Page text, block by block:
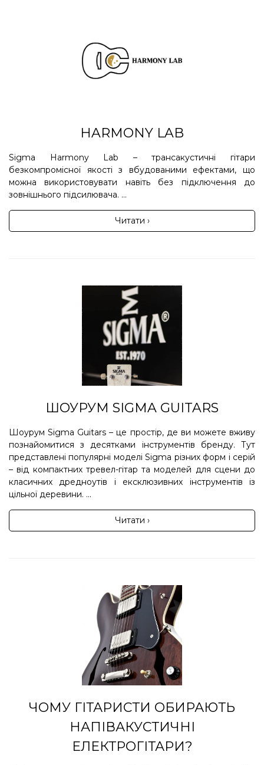
HARMONY LAB
Sigma Harmony Lab – трансакустичні гітари
безкомпромісної якості з вбудованими ефектами, що
можна використовувати навіть без підключення до
зовнішнього підсилювача. ...
Читати ›
ШОУРУМ SIGMA GUITARS
Шоурум Sigma Guitars – це простір, де ви можете вживу
познайомитися з десятками інструментів бренду. Тут
представлені популярні моделі Sigma різних форм і серій
– від компактних тревел-гітар та моделей для сцени до
класичних дредноутів і ексклюзивних інструментів із
цільної деревини. ...
Читати ›
ЧОМУ ГІТАРИСТИ ОБИРАЮТЬ
НАПІВАКУСТИЧНІ
ЕЛЕКТРОГІТАРИ?